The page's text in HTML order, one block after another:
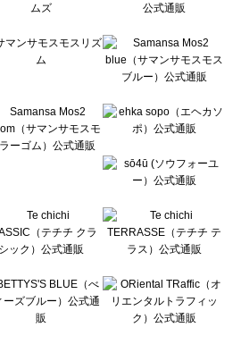
ック）の一覧
一覧
）の一覧